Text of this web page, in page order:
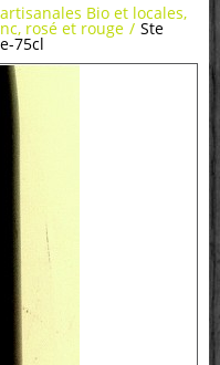
Bio et locales,
rosé et rouge / Ste
75cl